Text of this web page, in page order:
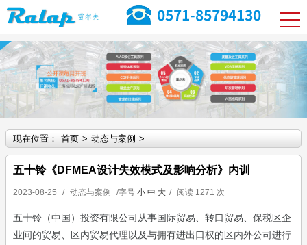
现在位置： 首页 > 动态与案例 >
五十铃《DFMEA设计失效模式及影响分析》内训
2023-08-25 / 动态与案例 /字号 小 中 大 / 阅读 1271 次
五十铃（中国）投资有限公司 从事国际贸易、转口贸易、保税区企
业间的贸易、区内贸易代理以及与拥有进出口权的区内外公司进行